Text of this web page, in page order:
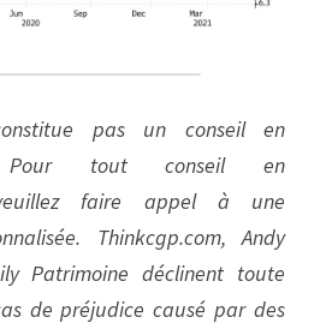
pas un conseil en
Pour tout conseil en
veuillez faire appel à une
Thinkcgp.com, Andy
Patrimoine déclinent toute
de préjudice causé par des